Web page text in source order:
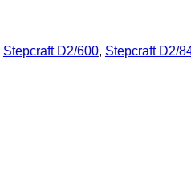
Stepcraft D2/600, Stepcraft D2/